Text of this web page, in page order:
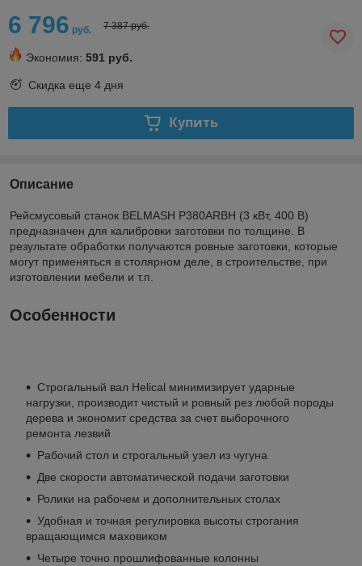
6 796 руб. 7 387 руб.
Экономия: 591 руб.
Скидка еще 4 дня
Купить
Описание
Рейсмусовый станок BELMASH P380ARBH (3 кВт, 400 В)
предназначен для калибровки заготовки по толщине. В
результате обработки получаются ровные заготовки, которые
могут применяться в столярном деле, в строительстве, при
изготовлении мебели и т.п.
Особенности
Строгальный вал Helical минимизирует ударные
нагрузки, производит чистый и ровный рез любой породы
дерева и экономит средства за счет выборочного
ремонта лезвий
Рабочий стол и строгальный узел из чугуна
Две скорости автоматической подачи заготовки
Ролики на рабочем и дополнительных столах
Удобная и точная регулировка высоты строгания
вращающимся маховиком
Четыре точно прошлифованные колонны